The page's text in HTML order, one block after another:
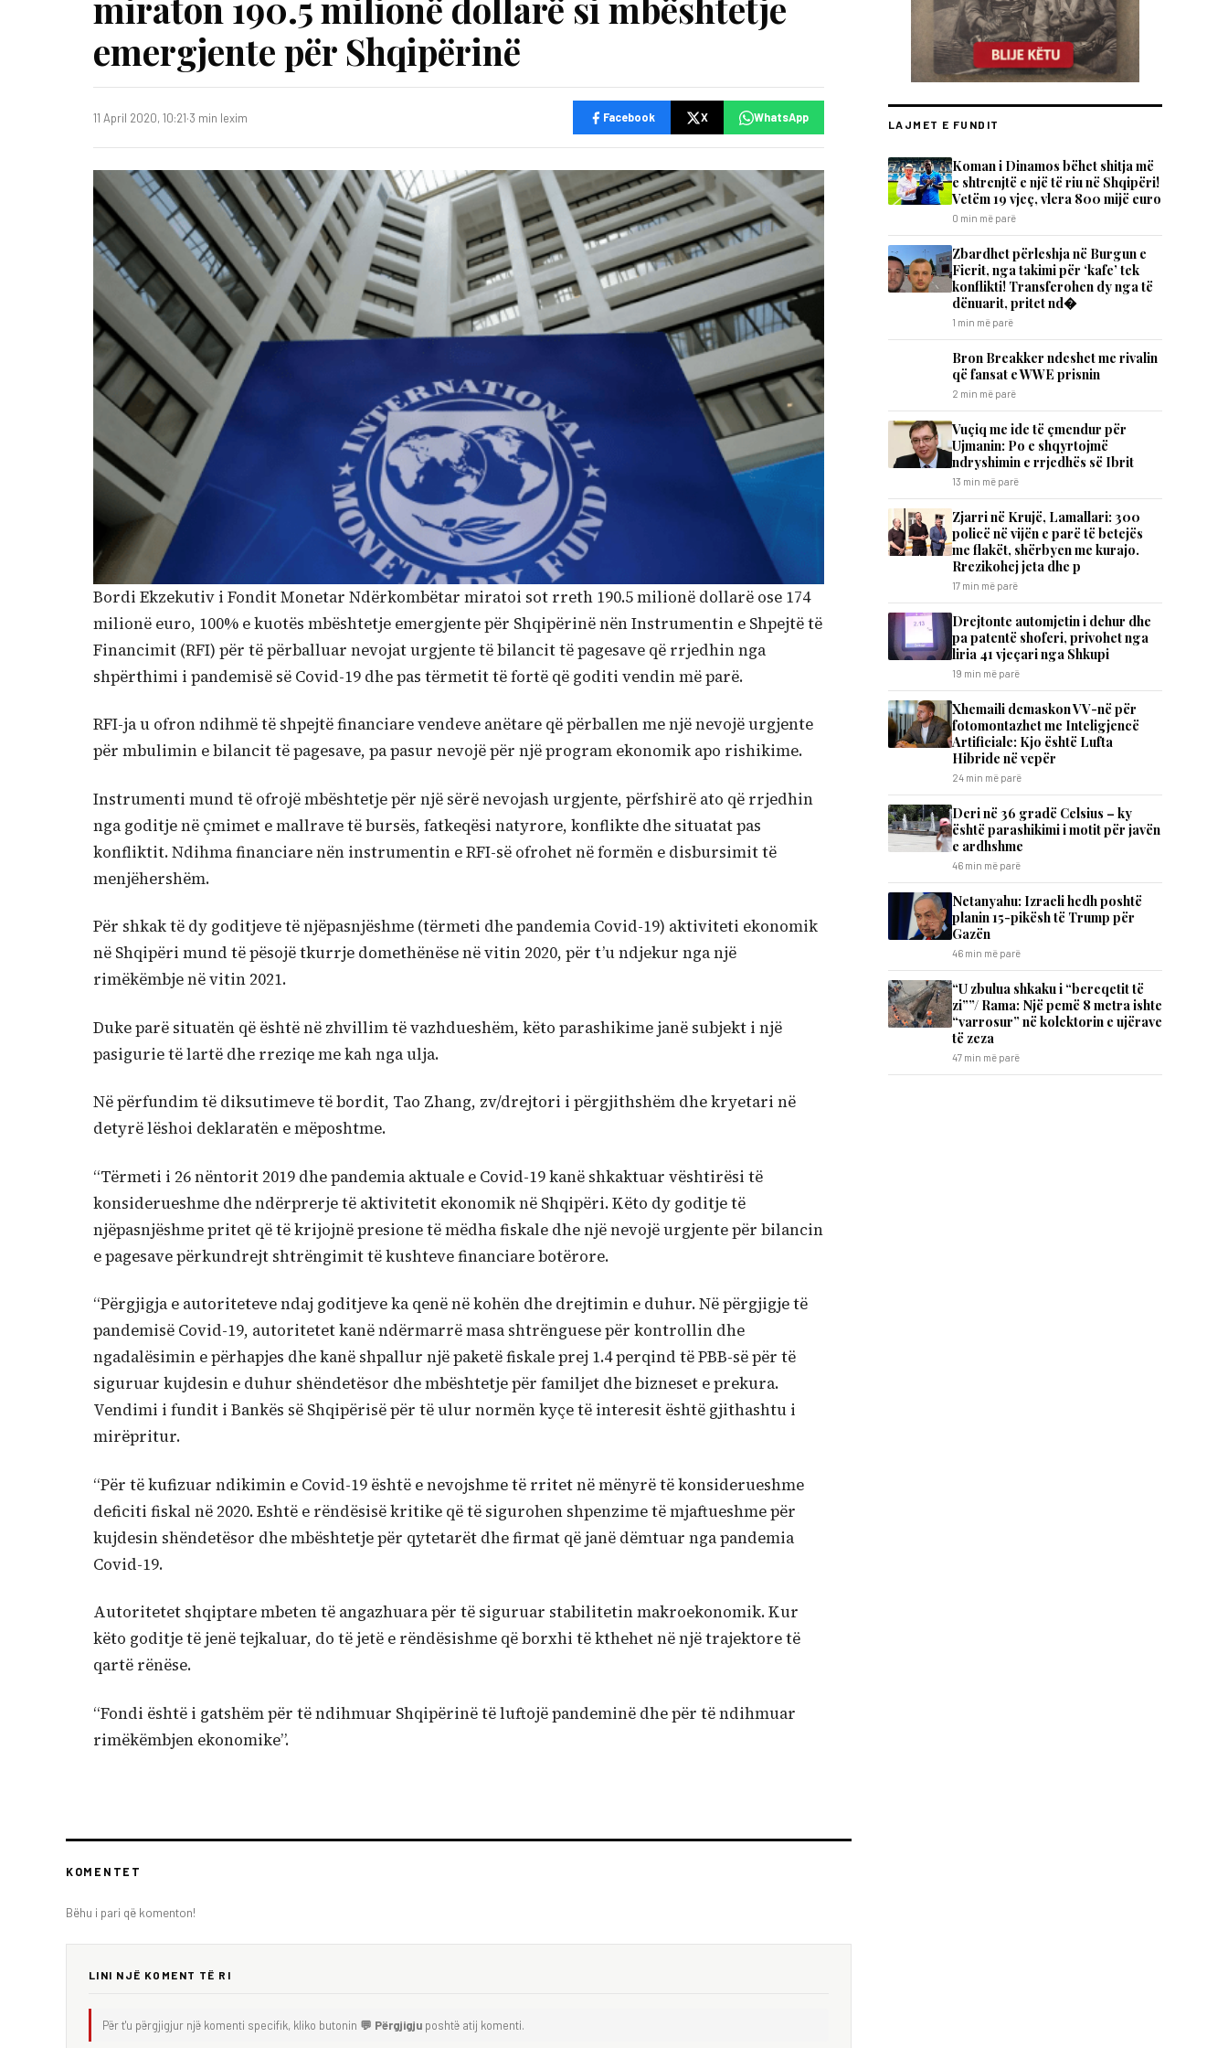
emergjente për Shqipërinë
11 April 2020, 10:21·3 min lexim Facebook X WhatsApp
Bordi Ekzekutiv i Fondit Monetar Ndërkombëtar miratoi sot rreth 190.5 milionë dollarë ose 174
milionë euro, 100% e kuotës mbështetje emergjente për Shqipërinë nën Instrumentin e Shpejtë të
Financimit (RFI) për të përballuar nevojat urgjente të bilancit të pagesave që rrjedhin nga
shpërthimi i pandemisë së Covid-19 dhe pas tërmetit të fortë që goditi vendin më parë.
RFI-ja u ofron ndihmë të shpejtë financiare vendeve anëtare që përballen me një nevojë urgjente
për mbulimin e bilancit të pagesave, pa pasur nevojë për një program ekonomik apo rishikime.
Instrumenti mund të ofrojë mbështetje për një sërë nevojash urgjente, përfshirë ato që rrjedhin
nga goditje në çmimet e mallrave të bursës, fatkeqësi natyrore, konflikte dhe situatat pas
konfliktit. Ndihma financiare nën instrumentin e RFI-së ofrohet në formën e disbursimit të
menjëhershëm.
Për shkak të dy goditjeve të njëpasnjëshme (tërmeti dhe pandemia Covid-19) aktiviteti ekonomik
në Shqipëri mund të pësojë tkurrje domethënëse në vitin 2020, për t’u ndjekur nga një
rimëkëmbje në vitin 2021.
Duke parë situatën që është në zhvillim të vazhdueshëm, këto parashikime janë subjekt i një
pasigurie të lartë dhe rreziqe me kah nga ulja.
Në përfundim të diksutimeve të bordit, Tao Zhang, zv/drejtori i përgjithshëm dhe kryetari në
detyrë lëshoi deklaratën e mëposhtme.
“Tërmeti i 26 nëntorit 2019 dhe pandemia aktuale e Covid-19 kanë shkaktuar vështirësi të
konsiderueshme dhe ndërprerje të aktivitetit ekonomik në Shqipëri. Këto dy goditje të
njëpasnjëshme pritet që të krijojnë presione të mëdha fiskale dhe një nevojë urgjente për bilancin
e pagesave përkundrejt shtrëngimit të kushteve financiare botërore.
“Përgjigja e autoriteteve ndaj goditjeve ka qenë në kohën dhe drejtimin e duhur. Në përgjigje të
pandemisë Covid-19, autoritetet kanë ndërmarrë masa shtrënguese për kontrollin dhe
ngadalësimin e përhapjes dhe kanë shpallur një paketë fiskale prej 1.4 perqind të PBB-së për të
siguruar kujdesin e duhur shëndetësor dhe mbështetje për familjet dhe bizneset e prekura.
Vendimi i fundit i Bankës së Shqipërisë për të ulur normën kyçe të interesit është gjithashtu i
mirëpritur.
“Për të kufizuar ndikimin e Covid-19 është e nevojshme të rritet në mënyrë të konsiderueshme
deficiti fiskal në 2020. Eshtë e rëndësisë kritike që të sigurohen shpenzime të mjaftueshme për
kujdesin shëndetësor dhe mbështetje për qytetarët dhe firmat që janë dëmtuar nga pandemia
Covid-19.
Autoritetet shqiptare mbeten të angazhuara për të siguruar stabilitetin makroekonomik. Kur
këto goditje të jenë tejkaluar, do të jetë e rëndësishme që borxhi të kthehet në një trajektore të
qartë rënëse.
“Fondi është i gatshëm për të ndihmuar Shqipërinë të luftojë pandeminë dhe për të ndihmuar
rimëkëmbjen ekonomike”.
KOMENTET
Bëhu i pari që komenton!
LINI NJË KOMENT TË RI
Për t'u përgjigjur një komenti specifik, kliko butonin 💬 Përgjigju poshtë atij komenti.
LAJMET E FUNDIT
Koman i Dinamos bëhet shitja më
e shtrenjtë e një të riu në Shqipëri!
Vetëm 19 vjeç, vlera 800 mijë euro
0 min më parë
Zbardhet përleshja në Burgun e
Fierit, nga takimi për ‘kafe’ tek
konflikti! Transferohen dy nga të
dënuarit, pritet nd�
1 min më parë
Bron Breakker ndeshet me rivalin
që fansat e WWE prisnin
2 min më parë
​Vuçiq me ide të çmendur për
Ujmanin: Po e shqyrtojmë
ndryshimin e rrjedhës së Ibrit
13 min më parë
Zjarri në Krujë, Lamallari: 300
policë në vijën e parë të betejës
me flakët, shërbyen me kurajo.
Rrezikohej jeta dhe p
17 min më parë
Drejtonte automjetin i dehur dhe
pa patentë shoferi, privohet nga
liria 41 vjeçari nga Shkupi
19 min më parë
Xhemaili demaskon VV-në për
fotomontazhet me Inteligjencë
Artificiale: Kjo është Lufta
Hibride në vepër
24 min më parë
Deri në 36 gradë Celsius – ky
është parashikimi i motit për javën
e ardhshme
46 min më parë
Netanyahu: Izraeli hedh poshtë
planin 15-pikësh të Trump për
Gazën
46 min më parë
“U zbulua shkaku i “bereqetit të
zi””/ Rama: Një pemë 8 metra ishte
“varrosur” në kolektorin e ujërave
të zeza
47 min më parë